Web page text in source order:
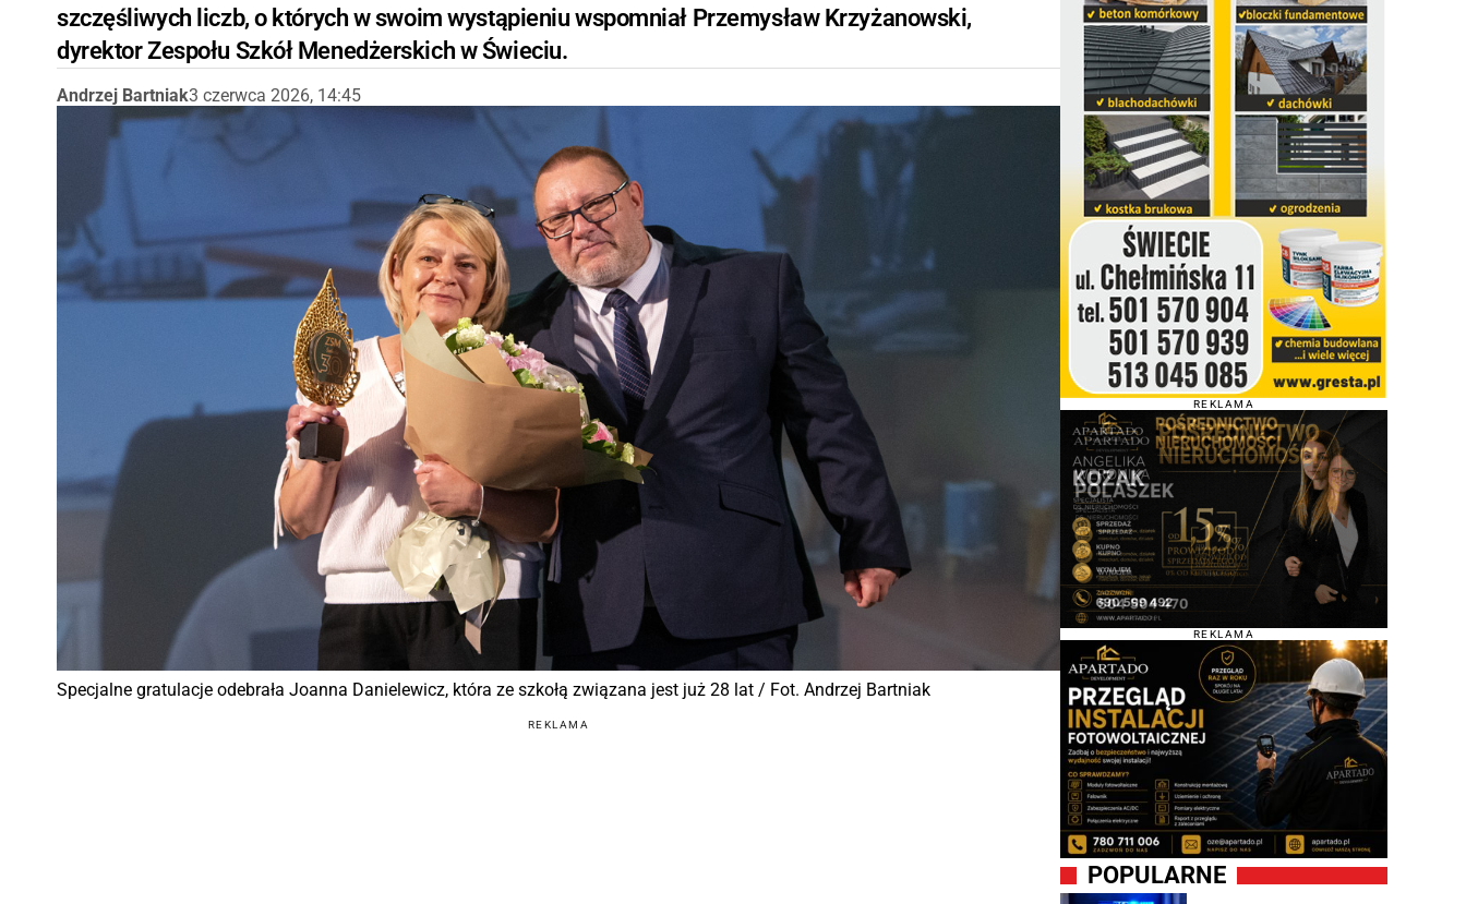
szczęśliwych liczb, o których w swoim wystąpieniu wspomniał Przemysław Krzyżanowski,
dyrektor Zespołu Szkół Menedżerskich w Świeciu.
Andrzej Bartniak3 czerwca 2026, 14:45
Specjalne gratulacje odebrała Joanna Danielewicz, która ze szkołą związana jest już 28 lat / Fot. Andrzej Bartniak
REKLAMA
REKLAMA
REKLAMA
POPULARNE